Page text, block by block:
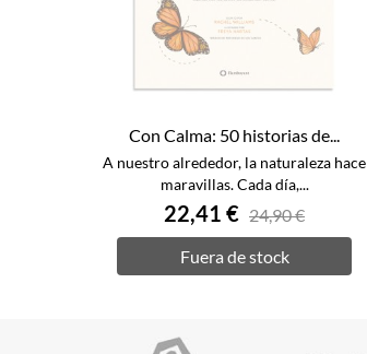
Con Calma: 50 historias de...
A nuestro alrededor, la naturaleza hace
maravillas. Cada día,...
22,41 € 24,90 €
Fuera de stock